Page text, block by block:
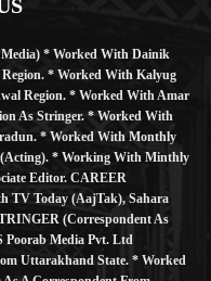
* Worked With Dainik
* Worked With Kalyug
Region. * Worked With Amar
As Stringer. * Worked With
* Worked With Monthly
* Working With Minthly
Editor. CAREER
TV Today (AajTak), Sahara
(Correspondent As
Poorab Media Pvt. Ltd
Uttarakhand State. * Worked